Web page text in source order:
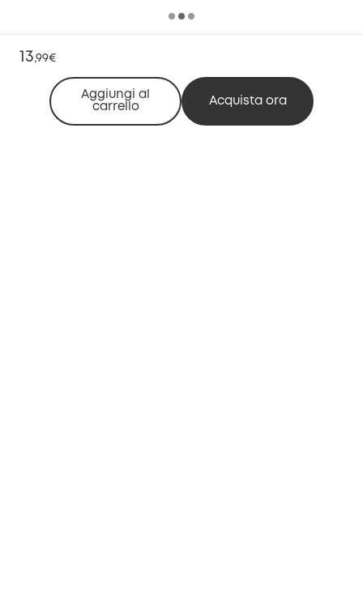
13,99€
Aggiungi al
carrello
Acquista ora